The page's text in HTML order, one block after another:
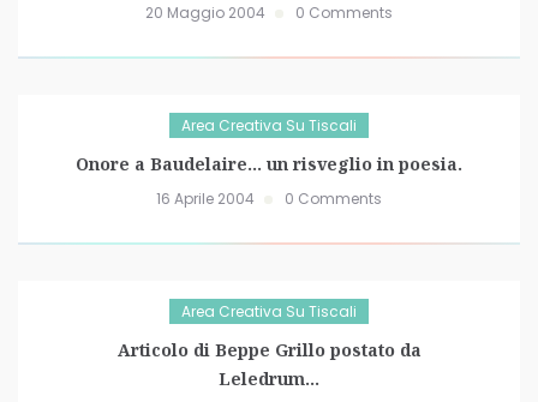
20 Maggio 2004 0 Comments
Area Creativa Su Tiscali
Onore a Baudelaire… un risveglio in poesia.
16 Aprile 2004 0 Comments
Area Creativa Su Tiscali
Articolo di Beppe Grillo postato da
Leledrum…